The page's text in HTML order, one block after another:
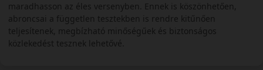
maradhasson az éles versenyben. Ennek is köszönhetően,
abroncsai a független tesztekben is rendre kitűnően
teljesítenek, megbízható minőségűek és biztonságos
közlekedést tesznek lehetővé.